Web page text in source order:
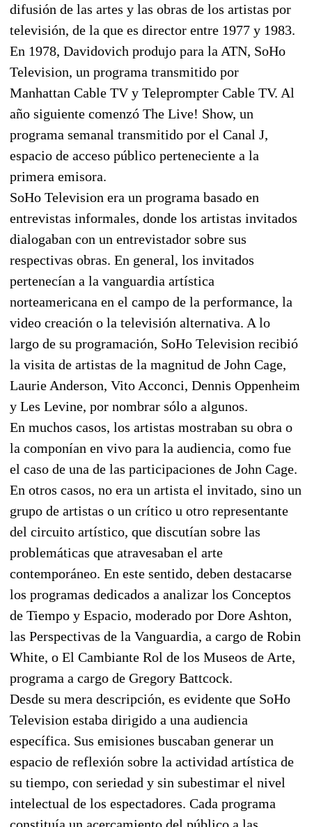
difusión de las artes y las obras de los artistas por
televisión, de la que es director entre 1977 y 1983.
En 1978, Davidovich produjo para la ATN, SoHo
Television, un programa transmitido por
Manhattan Cable TV y Teleprompter Cable TV. Al
año siguiente comenzó The Live! Show, un
programa semanal transmitido por el Canal J,
espacio de acceso público perteneciente a la
primera emisora.
SoHo Television era un programa basado en
entrevistas informales, donde los artistas invitados
dialogaban con un entrevistador sobre sus
respectivas obras. En general, los invitados
pertenecían a la vanguardia artística
norteamericana en el campo de la performance, la
video creación o la televisión alternativa. A lo
largo de su programación, SoHo Television recibió
la visita de artistas de la magnitud de John Cage,
Laurie Anderson, Vito Acconci, Dennis Oppenheim
y Les Levine, por nombrar sólo a algunos.
En muchos casos, los artistas mostraban su obra o
la componían en vivo para la audiencia, como fue
el caso de una de las participaciones de John Cage.
En otros casos, no era un artista el invitado, sino un
grupo de artistas o un crítico u otro representante
del circuito artístico, que discutían sobre las
problemáticas que atravesaban el arte
contemporáneo. En este sentido, deben destacarse
los programas dedicados a analizar los Conceptos
de Tiempo y Espacio, moderado por Dore Ashton,
las Perspectivas de la Vanguardia, a cargo de Robin
White, o El Cambiante Rol de los Museos de Arte,
programa a cargo de Gregory Battcock.
Desde su mera descripción, es evidente que SoHo
Television estaba dirigido a una audiencia
específica. Sus emisiones buscaban generar un
espacio de reflexión sobre la actividad artística de
su tiempo, con seriedad y sin subestimar el nivel
intelectual de los espectadores. Cada programa